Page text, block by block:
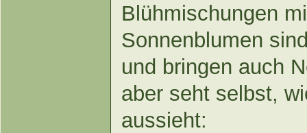
Blühmischungen
Sonnenblumen
und bringen auch
aber seht selbst,
aussieht: